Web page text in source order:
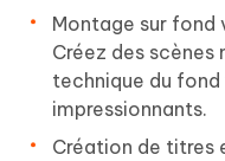
Montage sur fond
Créez des scènes
technique du
impressionnants.
Création de titres